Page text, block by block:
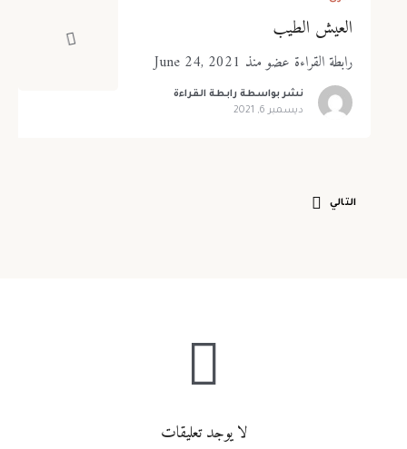
العيش الطيب
رابطة القراءة عضو منذ June 24, 2021
نشر بواسطة رابطة القراءة
ديسمبر 6, 2021
التالي
لا يوجد تعليقات